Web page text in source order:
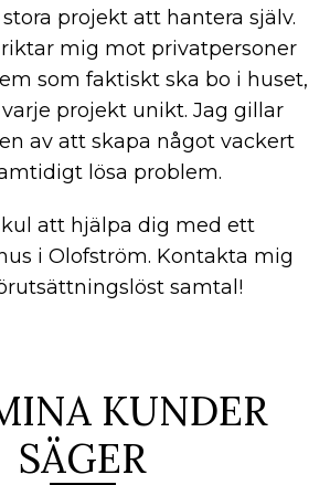
projekt att hantera själv.
mig mot privatpersoner
som faktiskt ska bo i huset,
projekt unikt. Jag gillar
av att skapa något vackert
lösa problem.
att hjälpa dig med ett
i Olofström. Kontakta mig
samtal!
KUNDER
SÄGER